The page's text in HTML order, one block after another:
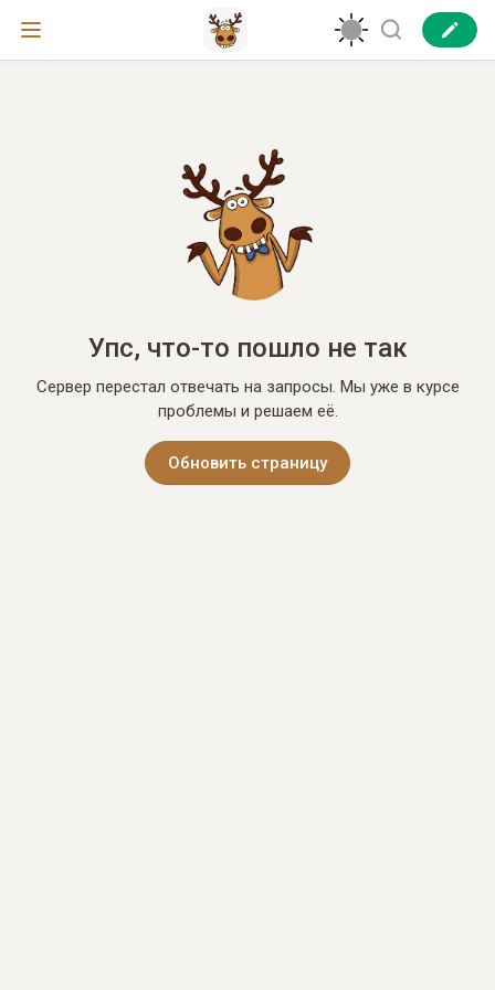
Упс, что-то пошло не так
Сервер перестал отвечать на запросы. Мы уже в курсе
проблемы и решаем её.
Обновить страницу